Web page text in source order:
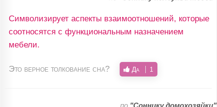
Символизирует аспекты взаимоотношений, которые
соотносятся с функциональным назначением
мебели.
Это верное толкование сна? Да 1
по "Соннику домохозяйки"